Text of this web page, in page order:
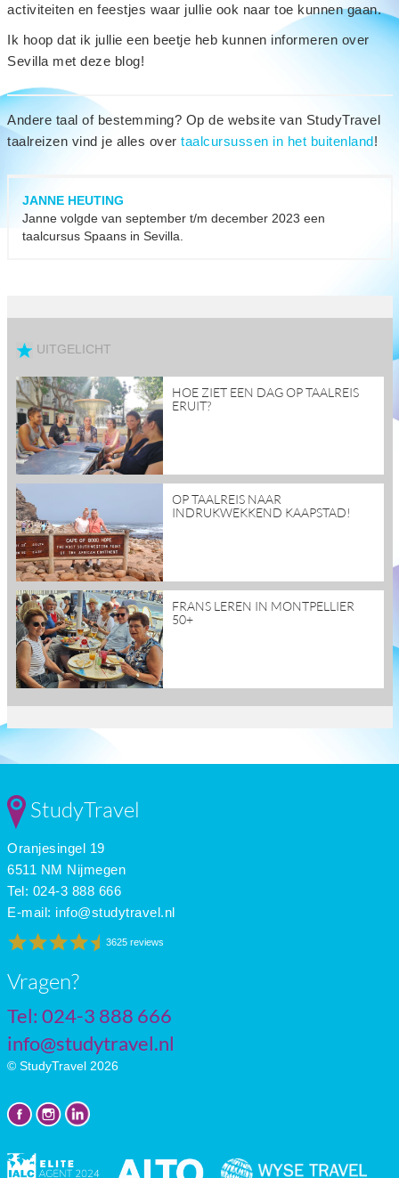
activiteiten en feestjes waar jullie ook naar toe kunnen gaan.
Ik hoop dat ik jullie een beetje heb kunnen informeren over
Sevilla met deze blog!
Andere taal of bestemming? Op de website van StudyTravel
taalreizen vind je alles over taalcursussen in het buitenland!
JANNE HEUTING
Janne volgde van september t/m december 2023 een
taalcursus Spaans in Sevilla.
UITGELICHT
read
more
HOE ZIET EEN DAG OP TAALREIS
ERUIT?
read
more
OP TAALREIS NAAR
INDRUKWEKKEND KAAPSTAD!
read
more
FRANS LEREN IN MONTPELLIER
50+
StudyTravel
Oranjesingel 19
6511 NM Nijmegen
Tel: 024-3 888 666
E-mail: info@studytravel.nl
3625 reviews
Vragen?
Tel: 024-3 888 666
info@studytravel.nl
© StudyTravel 2026